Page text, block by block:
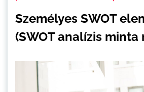
Személyes SWOT
(SWOT analízis